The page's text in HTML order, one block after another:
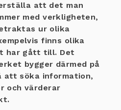
att det man
med verkligheten,
ur olika
finns olika
har gått till. Det
bygger därmed på
att söka information,
och värderar